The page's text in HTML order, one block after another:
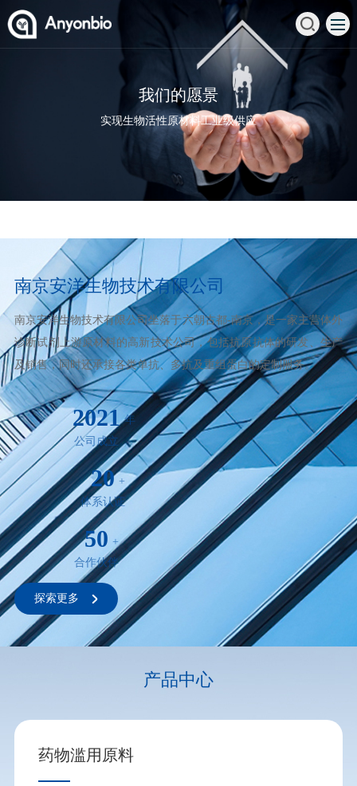
安洋生物，用科技创造美好生活
致力于人医诊断原料、动物诊断原料等领域
我们的使命
不断提升关键原材料的国产化水平及生产制造能力
我们的愿景
实现生物活性原材料工业级供应
南京安洋生物技术有限公司
南京安洋生物技术有限公司坐落于六朝古都-南京，是一家主营体外
诊断试剂上游原材料的高新技术公司，包括抗原抗体的研发、生产
及销售，同时还承接各类单抗、多抗及重组蛋白的定制服务。
2021 年
公司成立
20 +
体系认证
50 +
合作伙伴
探索更多
产品中心
药物滥用原料